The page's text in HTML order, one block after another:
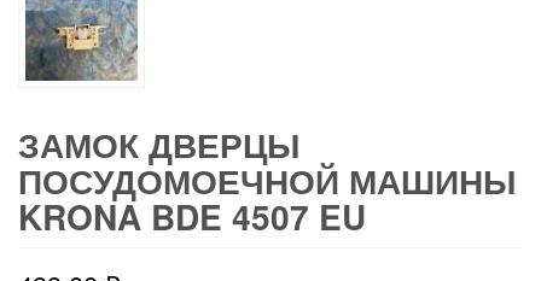
ЗАМОК ДВЕРЦЫ
ПОСУДОМОЕЧНОЙ МАШИНЫ
KRONA BDE 4507 EU